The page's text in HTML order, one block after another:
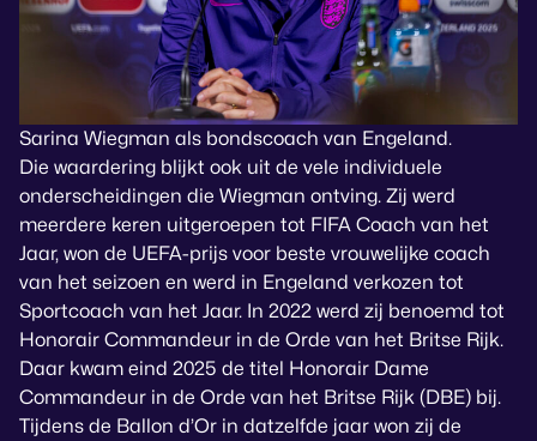
Sarina Wiegman als bondscoach van Engeland.
Die waardering blijkt ook uit de vele individuele
onderscheidingen die Wiegman ontving. Zij werd
meerdere keren uitgeroepen tot FIFA Coach van het
Jaar, won de UEFA-prijs voor beste vrouwelijke coach
van het seizoen en werd in Engeland verkozen tot
Sportcoach van het Jaar. In 2022 werd zij benoemd tot
Honorair Commandeur in de Orde van het Britse Rijk.
Daar kwam eind 2025 de titel Honorair Dame
Commandeur in de Orde van het Britse Rijk (DBE) bij.
Tijdens de Ballon d’Or in datzelfde jaar won zij de